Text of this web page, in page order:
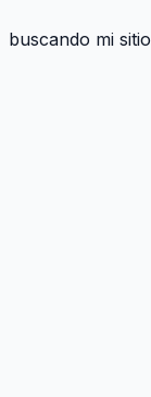
buscando mi sitio